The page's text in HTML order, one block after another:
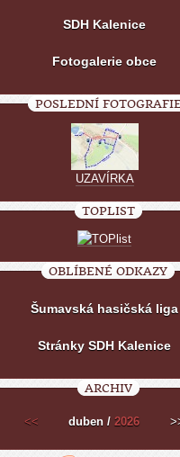
SDH Kalenice
Fotogalerie obce
POSLEDNÍ FOTOGRAFIE
UZAVÍRKA
TOPLIST
OBLÍBENÉ ODKAZY
Šumavská hasičská liga
Stránky SDH Kalenice
ARCHIV
<< duben / 2026